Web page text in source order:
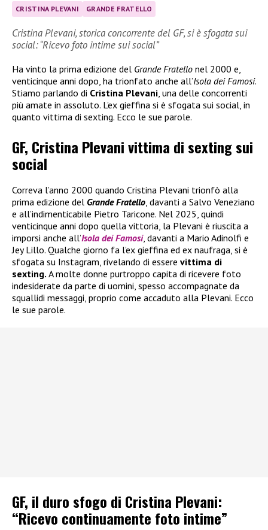
CRISTINA PLEVANI GRANDE FRATELLO
Cristina Plevani, storica concorrente del GF, si è sfogata sui
social: “Ricevo foto intime sui social”
Ha vinto la prima edizione del Grande Fratello nel 2000 e,
venticinque anni dopo, ha trionfato anche all’Isola dei Famosi.
Stiamo parlando di Cristina Plevani , una delle concorrenti
più amate in assoluto. L’ex gieffina si è sfogata sui social, in
quanto vittima di sexting. Ecco le sue parole.
GF, Cristina Plevani vittima di sexting sui
social
Correva l’anno 2000 quando Cristina Plevani trionfò alla
prima edizione del Grande Fratello , davanti a Salvo Veneziano
e all’indimenticabile Pietro Taricone. Nel 2025, quindi
venticinque anni dopo quella vittoria, la Plevani è riuscita a
imporsi anche all’Isola dei Famosi, davanti a Mario Adinolfi e
Jey Lillo. Qualche giorno fa l’ex gieffina ed ex naufraga, si è
sfogata su Instagram, rivelando di essere vittima di
sexting. A molte donne purtroppo capita di ricevere foto
indesiderate da parte di uomini, spesso accompagnate da
squallidi messaggi, proprio come accaduto alla Plevani. Ecco
le sue parole.
GF, il duro sfogo di Cristina Plevani:
“Ricevo continuamente foto intime”